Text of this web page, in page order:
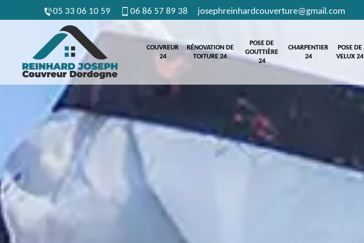
05 33 06 10 59 06 86 57 89 38 josephreinhardcouverture@gmail.com
COUVREUR
24
RÉNOVATION DE
TOITURE 24
POSE DE
GOUTTIÈRE
24
CHARPENTIER
24
POSE DE
VELUX 24